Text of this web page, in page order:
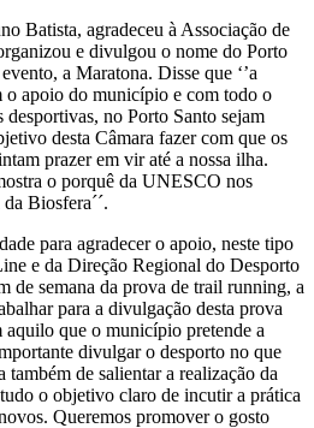
Batista, agradeceu à Associação de
e divulgou o nome do Porto
a Maratona. Disse que ‘’a
o apoio do município e com todo o
no Porto Santo sejam
desta Câmara fazer com que os
prazer em vir até a nossa ilha.
o porquê da UNESCO nos
Biosfera´´.
para agradecer o apoio, neste tipo
e da Direção Regional do Desporto
de semana da prova de trail running, a
para a divulgação desta prova
aquilo que o município pretende a
divulgar o desporto no que
também de salientar a realização da
o objetivo claro de incutir a prática
Queremos promover o gosto